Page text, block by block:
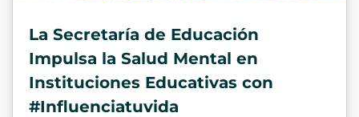
La Secretaría de Educación
Impulsa la Salud Mental en
Instituciones Educativas con
#Influenciatuvida